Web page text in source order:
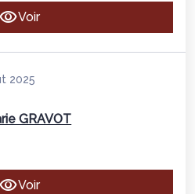
Voir
2025
GRAVOT
Voir